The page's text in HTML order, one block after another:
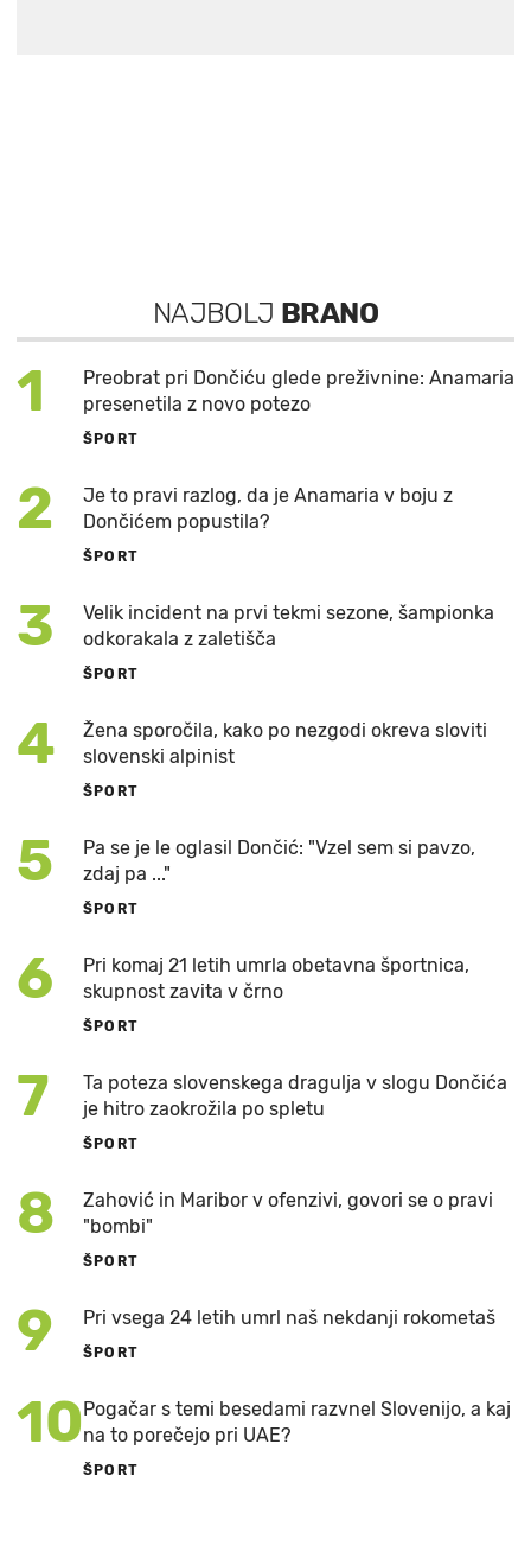
NAJBOLJ BRANO
1
Preobrat pri Dončiću glede preživnine: Anamaria
presenetila z novo potezo
ŠPORT
2
Je to pravi razlog, da je Anamaria v boju z
Dončićem popustila?
ŠPORT
3
Velik incident na prvi tekmi sezone, šampionka
odkorakala z zaletišča
ŠPORT
4
Žena sporočila, kako po nezgodi okreva sloviti
slovenski alpinist
ŠPORT
5
Pa se je le oglasil Dončić: "Vzel sem si pavzo,
zdaj pa ..."
ŠPORT
6
Pri komaj 21 letih umrla obetavna športnica,
skupnost zavita v črno
ŠPORT
7
Ta poteza slovenskega dragulja v slogu Dončića
je hitro zaokrožila po spletu
ŠPORT
8
Zahović in Maribor v ofenzivi, govori se o pravi
"bombi"
ŠPORT
9 Pri vsega 24 letih umrl naš nekdanji rokometaš
ŠPORT
10Pogačar s temi besedami razvnel Slovenijo, a kaj
na to porečejo pri UAE?
ŠPORT